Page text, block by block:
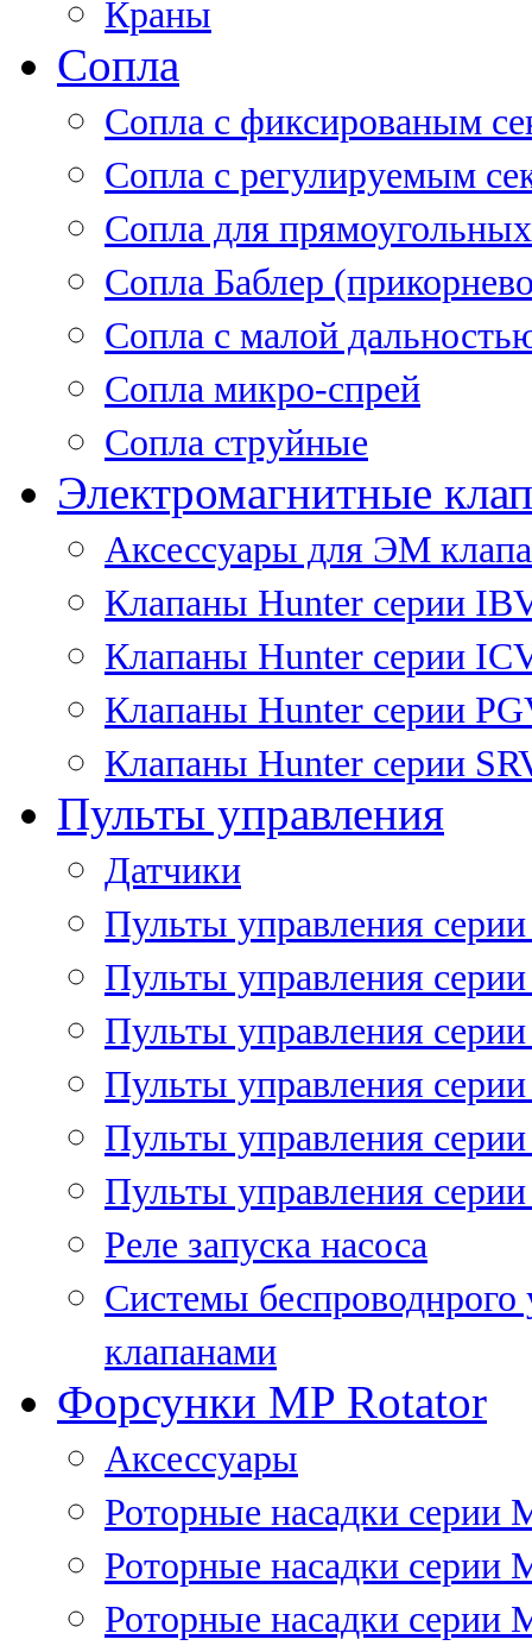
Краны
Сопла
Cопла с фиксированым
Сопла с регулируемым
Сопла для
Сопла Баблер
Сопла с малой
Сопла микро-спрей
Сопла струйные
Электромагнитные
Аксессуары для ЭМ
Клапаны Hunter серии
Клапаны Hunter серии
Клапаны Hunter серии
Клапаны Hunter серии
Пульты управления
Датчики
Пульты управления
Пульты управления
Пульты управления
Пульты управления
Пульты управления
Пульты управления
Реле запуска насоса
Системы
клапанами
Форсунки MP Rotator
Аксессуары
Роторные насадки серии
Роторные насадки серии
Роторные насадки серии